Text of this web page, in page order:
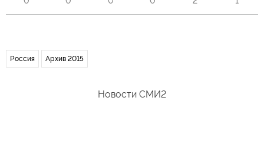
Россия Архив 2015
Новости СМИ2